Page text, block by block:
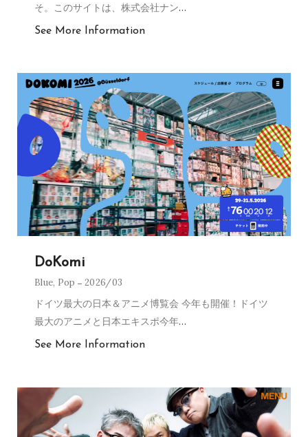
そ。このサイトは、株式会社ナン…
See More Information
DoKomi
Blue, Pop 2026/03
ドイツ最大の日本＆アニメ博覧会 今年も開催！ドイツ
最大のアニメと日本エキスポ今年…
See More Information